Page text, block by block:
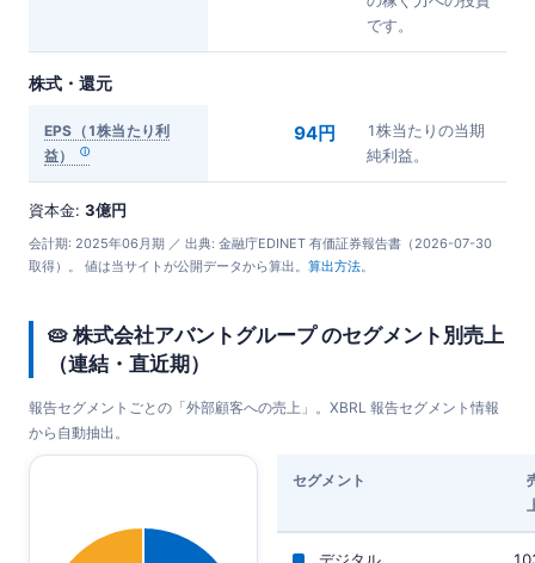
です。
株式・還元
EPS（1株当たり利
益）
94円
1株当たりの当期
純利益。
資本金: 3億円
会計期: 2025年06月期 ／ 出典: 金融庁EDINET 有価証券報告書（2026-07-30
取得）。 値は当サイトが公開データから算出。 算出方法
🥧 株式会社アバントグループ のセグメント別売上
（連結・直近期）
報告セグメントごとの「外部顧客への売上」。XBRL 報告セグメント情報
から自動抽出。
セグメント
デジタル